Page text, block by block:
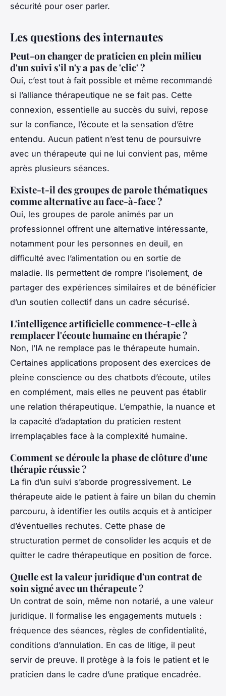
sécurité pour oser parler.
Les questions des internautes
Peut-on changer de praticien en plein milieu
d'un suivi s'il n'y a pas de 'clic' ?
Oui, c’est tout à fait possible et même recommandé
si l’alliance thérapeutique ne se fait pas. Cette
connexion, essentielle au succès du suivi, repose
sur la confiance, l’écoute et la sensation d’être
entendu. Aucun patient n’est tenu de poursuivre
avec un thérapeute qui ne lui convient pas, même
après plusieurs séances.
Existe-t-il des groupes de parole thématiques
comme alternative au face-à-face ?
Oui, les groupes de parole animés par un
professionnel offrent une alternative intéressante,
notamment pour les personnes en deuil, en
difficulté avec l’alimentation ou en sortie de
maladie. Ils permettent de rompre l’isolement, de
partager des expériences similaires et de bénéficier
d’un soutien collectif dans un cadre sécurisé.
L'intelligence artificielle commence-t-elle à
remplacer l'écoute humaine en thérapie ?
Non, l’IA ne remplace pas le thérapeute humain.
Certaines applications proposent des exercices de
pleine conscience ou des chatbots d’écoute, utiles
en complément, mais elles ne peuvent pas établir
une relation thérapeutique. L’empathie, la nuance et
la capacité d’adaptation du praticien restent
irremplaçables face à la complexité humaine.
Comment se déroule la phase de clôture d'une
thérapie réussie ?
La fin d’un suivi s’aborde progressivement. Le
thérapeute aide le patient à faire un bilan du chemin
parcouru, à identifier les outils acquis et à anticiper
d’éventuelles rechutes. Cette phase de
structuration permet de consolider les acquis et de
quitter le cadre thérapeutique en position de force.
Quelle est la valeur juridique d'un contrat de
soin signé avec un thérapeute ?
Un contrat de soin, même non notarié, a une valeur
juridique. Il formalise les engagements mutuels :
fréquence des séances, règles de confidentialité,
conditions d’annulation. En cas de litige, il peut
servir de preuve. Il protège à la fois le patient et le
praticien dans le cadre d’une pratique encadrée.